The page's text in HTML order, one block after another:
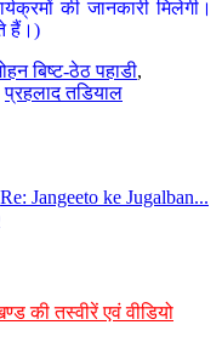
की जानकारी मिलेगी।
हैं।)
बिष्ट-ठेठ पहाडी,
प्रहलाद तडियाल
Re: Jangeeto ke Jugalban...
की तस्वीरें एवं वीडियो